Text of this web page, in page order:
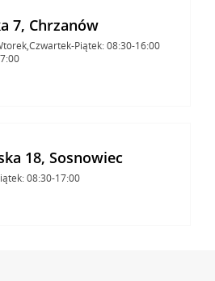
7, Chrzanów
Piątek: 08:30-16:00
18, Sosnowiec
08:30-17:00